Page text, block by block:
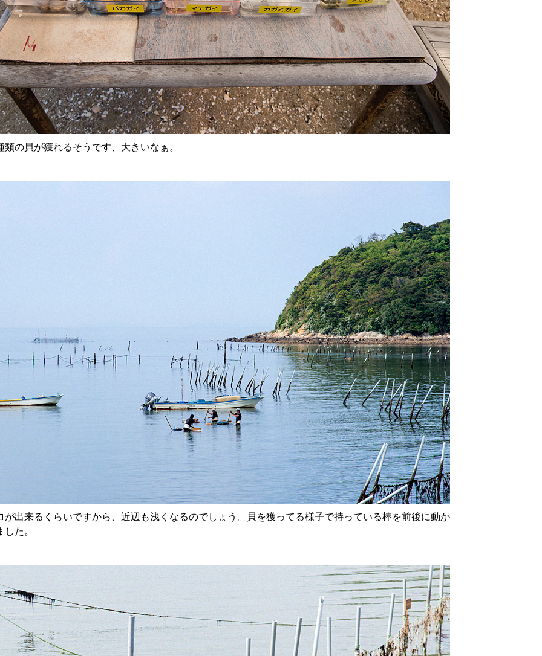
類の貝が獲れるそうです、大きいなぁ。
が出来るくらいですから、近辺も浅くなるのでしょう。貝を獲ってる様子で持っている棒を前後に動か
た。